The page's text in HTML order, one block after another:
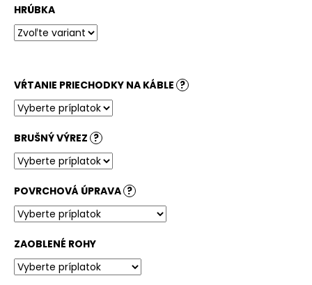
HRÚBKA
VŔTANIE PRIECHODKY NA KÁBLE ?
BRUŠNÝ VÝREZ ?
POVRCHOVÁ ÚPRAVA ?
ZAOBLENÉ ROHY
STOLOVÁ
DOSKA
PRÍRODNÝ
160,40
€